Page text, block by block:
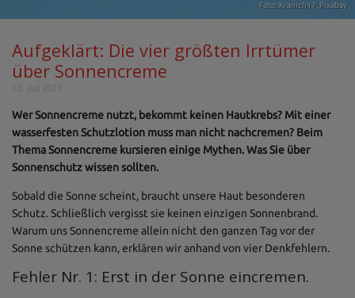
Foto: Kranich17, Pixabay
Aufgeklärt: Die vier größten Irrtümer
über Sonnencreme
Wer Sonnencreme nutzt, bekommt keinen Hautkrebs? Mit einer
wasserfesten Schutzlotion muss man nicht nachcremen? Beim
Thema Sonnencreme kursieren einige Mythen. Was Sie über
Sonnenschutz wissen sollten.
Sobald die Sonne scheint, braucht unsere Haut besonderen
Schutz. Schließlich vergisst sie keinen einzigen Sonnenbrand.
Warum uns Sonnencreme allein nicht den ganzen Tag vor der
Sonne schützen kann, erklären wir anhand von vier Denkfehlern.
Fehler Nr. 1: Erst in der Sonne eincremen.